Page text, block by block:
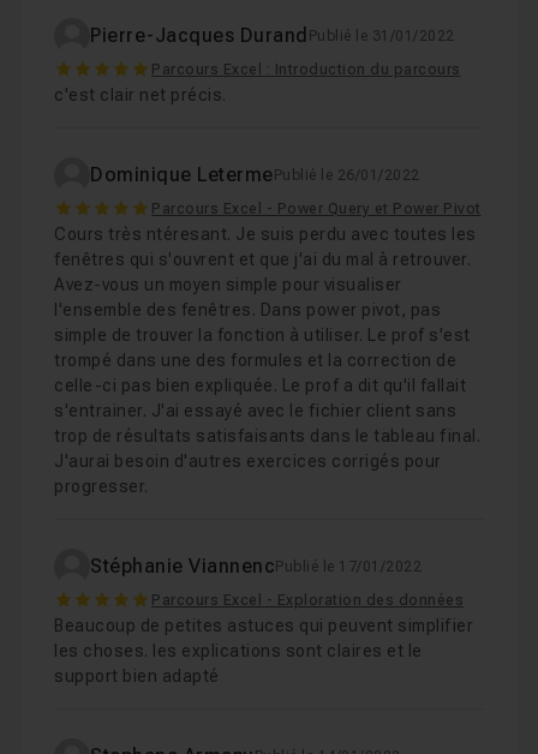
Pierre-Jacques Durand Publié le 31/01/2022
5 Parcours Excel : Introduction du parcours
c'est clair net précis.
Dominique Leterme Publié le 26/01/2022
5 Parcours Excel - Power Query et Power Pivot
Cours très ntéresant. Je suis perdu avec toutes les
fenêtres qui s'ouvrent et que j'ai du mal à retrouver.
Avez-vous un moyen simple pour visualiser
l'ensemble des fenêtres. Dans power pivot, pas
simple de trouver la fonction à utiliser. Le prof s'est
trompé dans une des formules et la correction de
celle-ci pas bien expliquée. Le prof a dit qu'il fallait
s'entrainer. J'ai essayé avec le fichier client sans
trop de résultats satisfaisants dans le tableau final.
J'aurai besoin d'autres exercices corrigés pour
progresser.
Stéphanie Viannenc Publié le 17/01/2022
5 Parcours Excel - Exploration des données
Beaucoup de petites astuces qui peuvent simplifier
les choses. les explications sont claires et le
support bien adapté